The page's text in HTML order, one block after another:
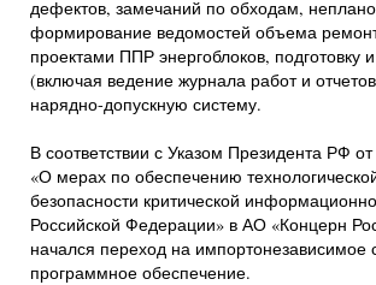
дефектов, замечаний по обходам,
формирование ведомостей объема
проектами ППР энергоблоков,
(включая ведение журнала работ и
нарядно-допускную систему.
В соответствии с Указом Президента РФ
«О мерах по обеспечению
безопасности критической
Российской Федерации» в АО «Концерн
начался переход на импортонезависимое
программное обеспечение.